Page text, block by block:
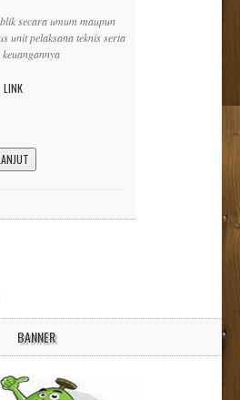
secara umum maupun
unit pelaksana teknis serta
LINK
BANNER